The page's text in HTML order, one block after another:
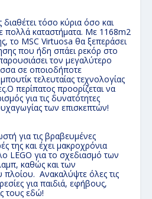
τόσο κύρια όσο και
πολλά καταστήματα. Με 1168m2
το MSC Virtuosa θα ξεπεράσει
που ήδη σπάει ρεκόρ στο
τον μεγαλύτερο
σε οποιοδήποτε
τελευταίας τεχνολογίας
Ο περίπατος προορίζεται να
για τις δυνατότητες
των επισκεπτών!
για τις βραβευμένες
της και έχει μακροχρόνια
LEGO για το σχεδιασμό των
καθώς και των
πλοίου. Ανακαλύψτε όλες τις
για παιδιά, εφήβους,
τους εδώ!